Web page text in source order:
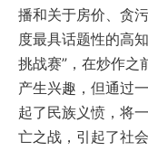
播和关于房价、贪
度最具话题性的高
挑战赛”，在炒作之
产生兴趣，但通过
起了民族义愤，将
亡之战，引起了社